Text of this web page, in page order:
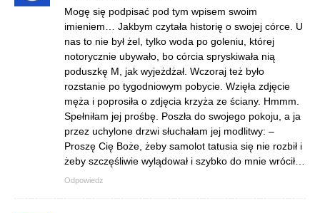
Mogę się podpisać pod tym wpisem swoim
imieniem… Jakbym czytała historię o swojej córce. U
nas to nie był żel, tylko woda po goleniu, której
notorycznie ubywało, bo córcia spryskiwała nią
poduszkę M, jak wyjeżdżał. Wczoraj też było
rozstanie po tygodniowym pobycie. Wzięła zdjęcie
męża i poprosiła o zdjęcia krzyża ze ściany. Hmmm.
Spełniłam jej prośbę. Poszła do swojego pokoju, a ja
przez uchylone drzwi słuchałam jej modlitwy: –
Proszę Cię Boże, żeby samolot tatusia się nie rozbił i
żeby szczęśliwie wylądował i szybko do mnie wrócił…
Odpowiedz